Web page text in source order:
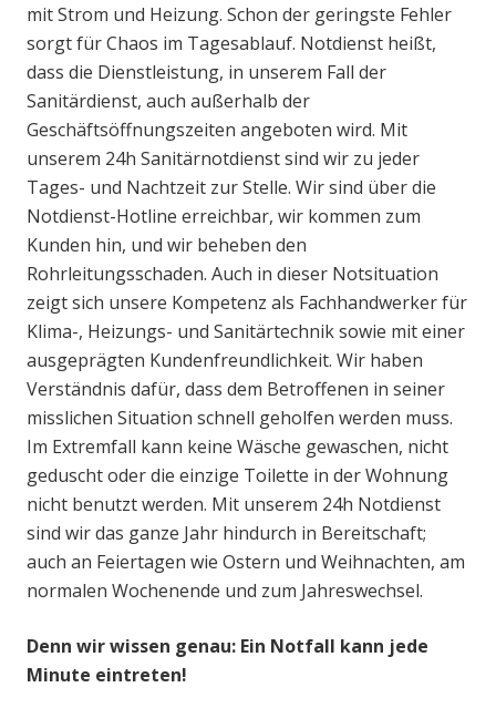
mit Strom und Heizung. Schon der geringste Fehler
sorgt für Chaos im Tagesablauf. Notdienst heißt,
dass die Dienstleistung, in unserem Fall der
Sanitärdienst, auch außerhalb der
Geschäftsöffnungszeiten angeboten wird. Mit
unserem 24h Sanitärnotdienst sind wir zu jeder
Tages- und Nachtzeit zur Stelle. Wir sind über die
Notdienst-Hotline erreichbar, wir kommen zum
Kunden hin, und wir beheben den
Rohrleitungsschaden. Auch in dieser Notsituation
zeigt sich unsere Kompetenz als Fachhandwerker für
Klima-, Heizungs- und Sanitärtechnik sowie mit einer
ausgeprägten Kundenfreundlichkeit. Wir haben
Verständnis dafür, dass dem Betroffenen in seiner
misslichen Situation schnell geholfen werden muss.
Im Extremfall kann keine Wäsche gewaschen, nicht
geduscht oder die einzige Toilette in der Wohnung
nicht benutzt werden. Mit unserem 24h Notdienst
sind wir das ganze Jahr hindurch in Bereitschaft;
auch an Feiertagen wie Ostern und Weihnachten, am
normalen Wochenende und zum Jahreswechsel.
Denn wir wissen genau: Ein Notfall kann jede
Minute eintreten!